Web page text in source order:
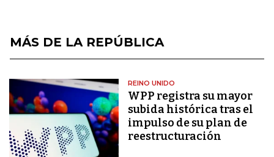
MÁS DE LA REPÚBLICA
REINO UNIDO
WPP registra su mayor
subida histórica tras el
impulso de su plan de
reestructuración